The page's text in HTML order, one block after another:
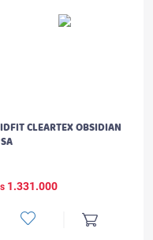
CLEARTEX OBSIDIAN
1.331.000